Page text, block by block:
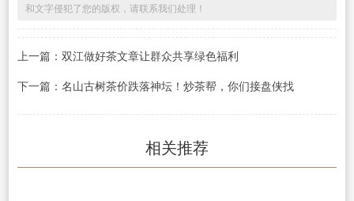
和文字侵犯了您的版权，请联系我们处理！
上一篇：双江做好茶文章让群众共享绿色福利
下一篇：名山古树茶价跌落神坛！炒茶帮，你们接盘侠找
相关推荐